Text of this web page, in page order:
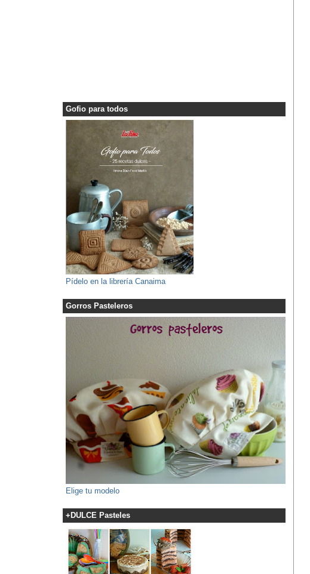
Gofio para todos
Pídelo en la librería Canaima
Gorros Pasteleros
Elige tu modelo
+DULCE Pasteles